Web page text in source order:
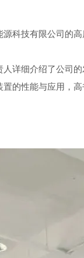
科技有限公司的
详细介绍了公司
的性能与应用，